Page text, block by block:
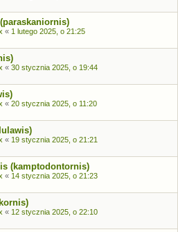
« 1 lutego 2025, o 21:25
« 30 stycznia 2025, o 19:44
« 20 stycznia 2025, o 11:20
« 19 stycznia 2025, o 21:21
(kamptodontornis)
« 14 stycznia 2025, o 21:23
« 12 stycznia 2025, o 22:10